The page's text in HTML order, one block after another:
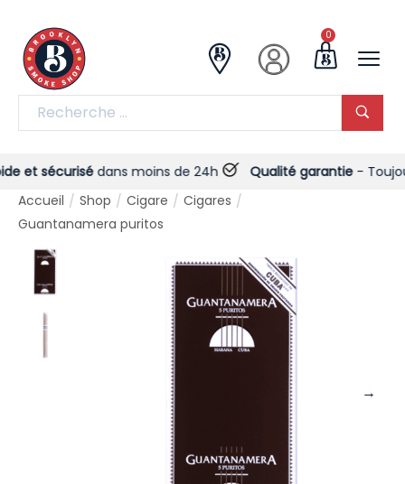
0
sécurisédans moins de 24h Qualité garantie- Toujours !
Accueil / Shop / Cigare / Cigares /
Guantanamera puritos